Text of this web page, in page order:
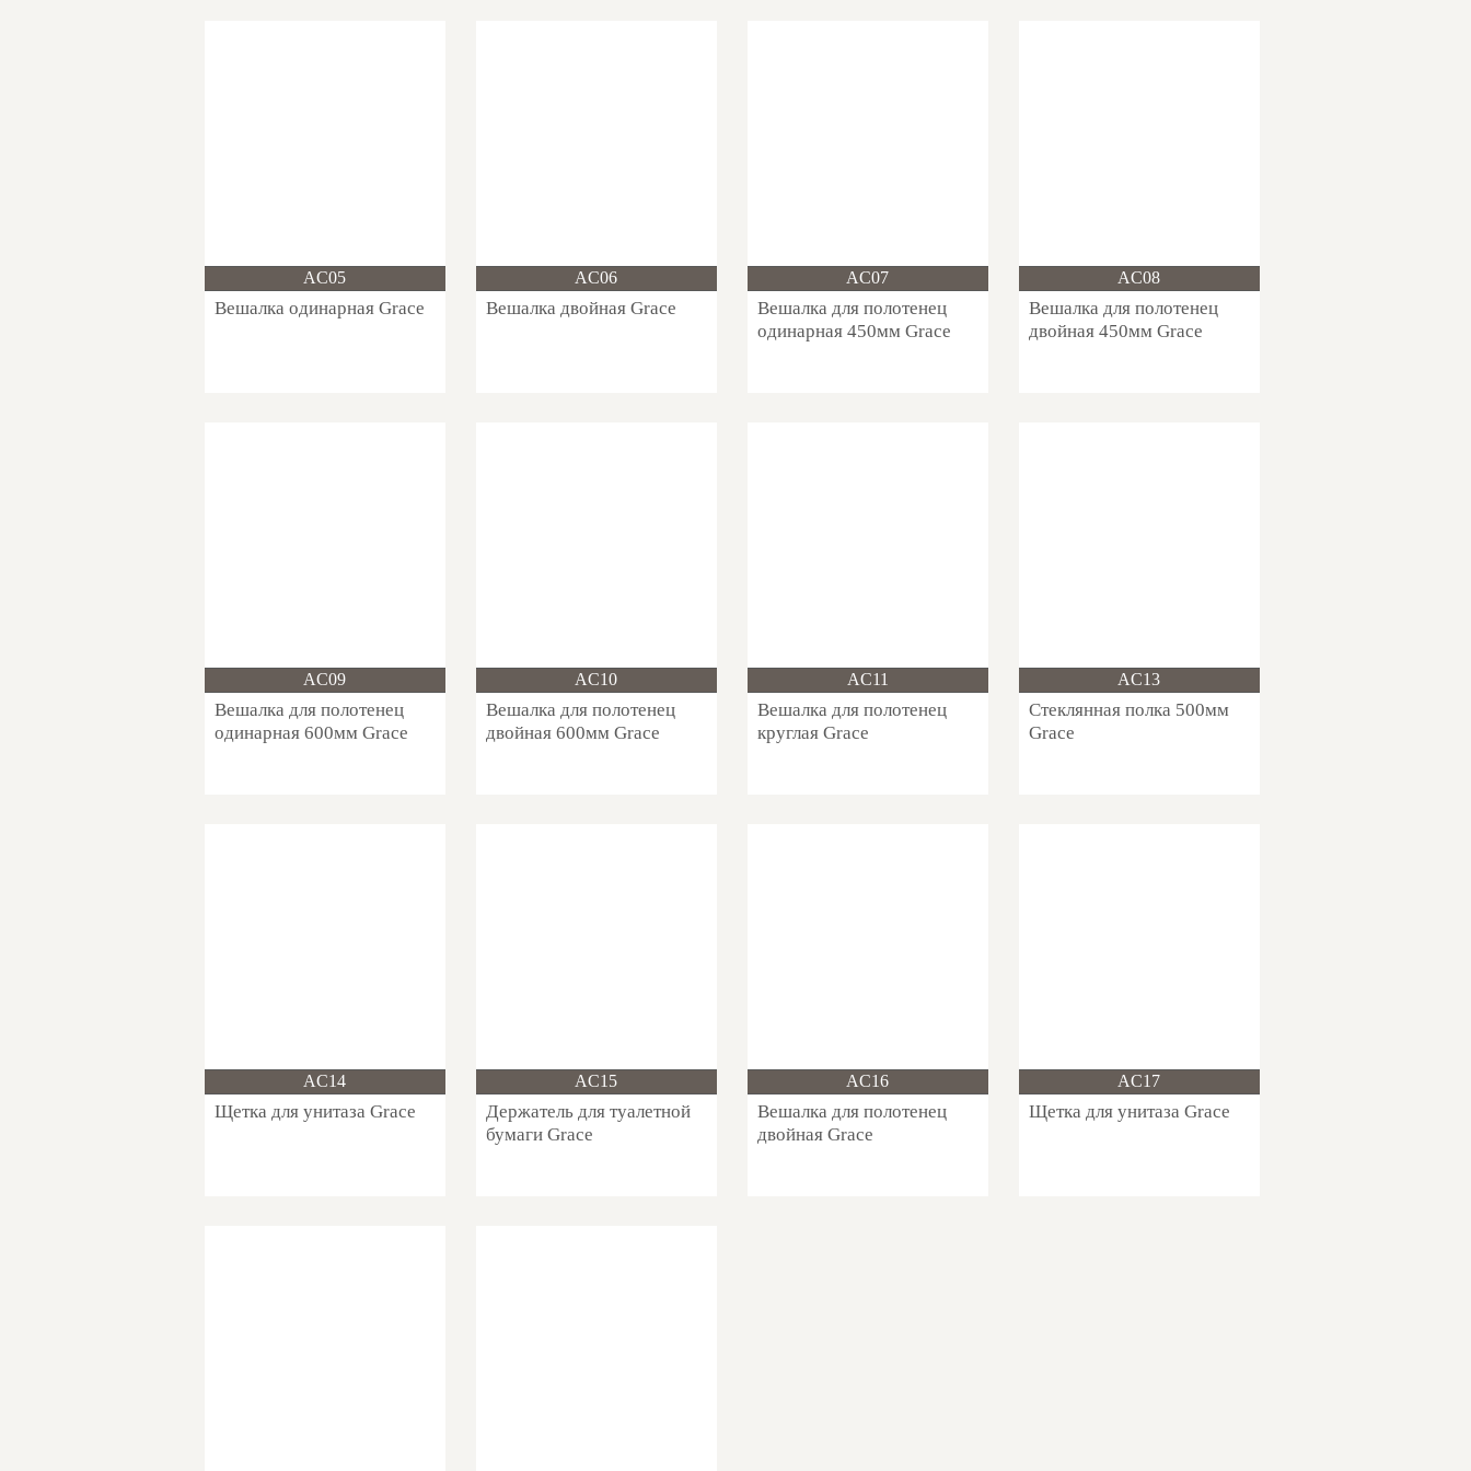
AC05
Вешалка одинарная Grace
AC06
Вешалка двойная Grace
AC07
Вешалка для полотенец
одинарная 450мм Grace
AC08
Вешалка для полотенец
двойная 450мм Grace
AC09
Вешалка для полотенец
одинарная 600мм Grace
AC10
Вешалка для полотенец
двойная 600мм Grace
AC11
Вешалка для полотенец
круглая Grace
AC13
Стеклянная полка 500мм
Grace
AC14
Щетка для унитаза Grace
AC15
Держатель для туалетной
бумаги Grace
AC16
Вешалка для полотенец
двойная Grace
AC17
Щетка для унитаза Grace